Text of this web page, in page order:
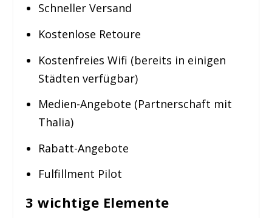
Schneller Versand
Kostenlose Retoure
Kostenfreies Wifi (bereits in einigen
Städten verfügbar)
Medien-Angebote (Partnerschaft mit
Thalia)
Rabatt-Angebote
Fulfillment Pilot
3 wichtige Elemente